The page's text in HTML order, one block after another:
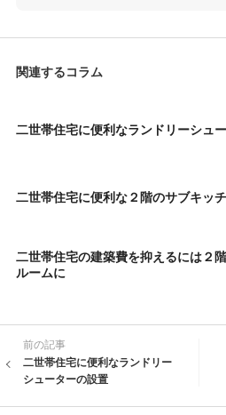
関連するコラム
二世帯住宅に便利なランドリーシュ
二世帯住宅に便利な２階のサブキッ
二世帯住宅の建築費を抑えるには２
ルームに
前の記事
二世帯住宅に便利なランドリー
シューターの設置